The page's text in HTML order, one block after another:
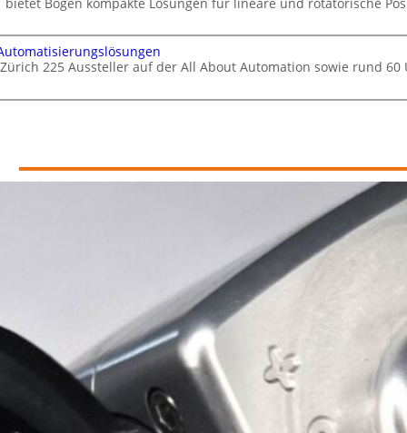
225 Aussteller auf der All About Automation sowie rund